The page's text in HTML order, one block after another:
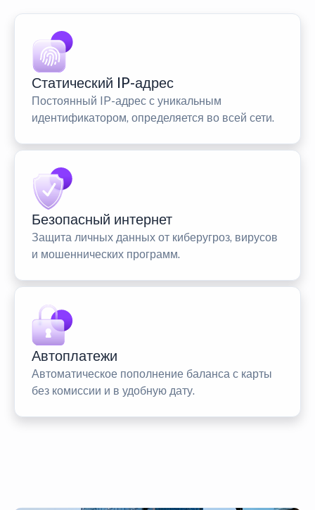
Статический IP-адрес
Постоянный IP-адрес с уникальным
идентификатором, определяется во всей сети.
Безопасный интернет
Защита личных данных от киберугроз, вирусов
и мошеннических программ.
Автоплатежи
Автоматическое пополнение баланса с карты
без комиссии и в удобную дату.